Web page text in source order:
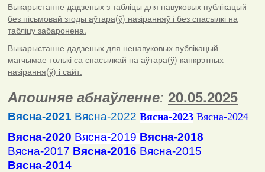
Выкарыстанне дадзеных з табліцы для навуковых публікацый
без пісьмовай згоды аўтара(ў) назіранняў і без спасылкі на
табліцу забаронена.
Выкарыстанне дадзеных для ненавуковых публікацый
магчымае толькі са спасылкай на аўтара(ў) канкрэтных
назірання(ў) і сайт.
Апошняе абнаўленне: 20.05.2025
Вясна-2021 Вясна-2022 Вясна-2023 Вясна-2024
Вясна-2020 Вясна-2019 Вясна-2018
Вясна-2017 Вясна-2016 Вясна-2015
Вясна-2014